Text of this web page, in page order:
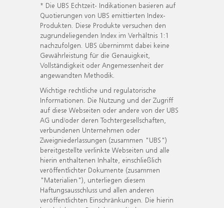
* Die UBS Echtzeit- Indikationen basieren auf
Quotierungen von UBS emittierten Index-
Produkten. Diese Produkte versuchen den
zugrundeliegenden Index im Verhältnis 1:1
nachzufolgen. UBS übernimmt dabei keine
Gewährleistung für die Genauigkeit,
Vollständigkeit oder Angemessenheit der
angewandten Methodik.
Wichtige rechtliche und regulatorische
Informationen. Die Nutzung und der Zugriff
auf diese Webseiten oder andere von der UBS
AG und/oder deren Tochtergesellschaften,
verbundenen Unternehmen oder
Zweigniederlassungen (zusammen "UBS")
bereitgestellte verlinkte Webseiten und alle
hierin enthaltenen Inhalte, einschließlich
veröffentlichter Dokumente (zusammen
"Materialien"), unterliegen diesem
Haftungsausschluss und allen anderen
veröffentlichten Einschränkungen. Die hierin